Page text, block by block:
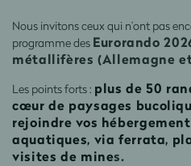
Nous invitons ceux qui n’ont pas
programme des Eurorando
métallifères (Allemagne
Les points forts : plus de 50
cœur de paysages
rejoindre vos
aquatiques, via ferrata,
visites de mines.